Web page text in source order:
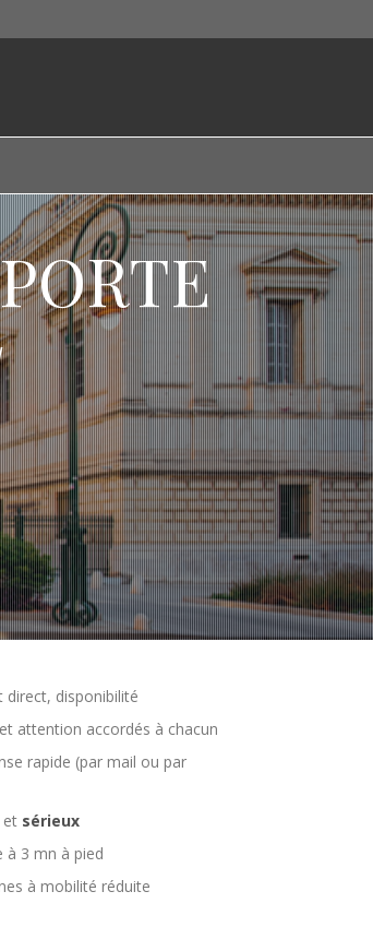
disponibilité
et attention accordés à chacun
rapide (par mail ou par
et sérieux
à 3 mn à pied
à mobilité réduite